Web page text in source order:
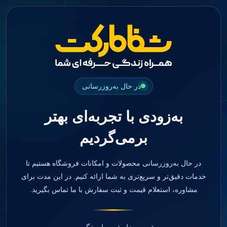
در حال به‌روزرسانی
به‌زودی با تجربه‌ای بهتر
برمی‌گردیم
در حال به‌روزرسانی محصولات و امکانات فروشگاه هستیم تا
خدمات دقیق‌تر و سریع‌تری به شما ارائه کنیم. در این مدت برای
مشاوره، استعلام قیمت و ثبت سفارش با ما تماس بگیرید.
جستجو
Impression Coping
صفحه اصلی
دندانپزشکی
مواد ترمیمی
کامپوزیت
کامپوزیت فلو
اسید اچ
باندینگ
بلیچینگ